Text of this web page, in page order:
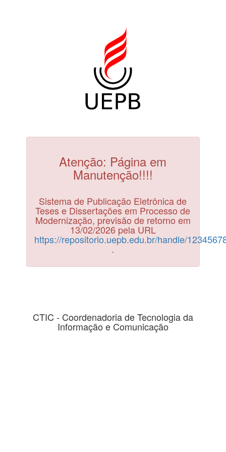
Atenção: Página em
Manutenção!!!!
Sistema de Publicação Eletrônica de
Teses e Dissertações em Processo de
Modernização, previsão de retorno em
13/02/2026 pela URL
https://repositorio.uepb.edu.br/handle/
.
CTIC - Coordenadoria de Tecnologia da
Informação e Comunicação